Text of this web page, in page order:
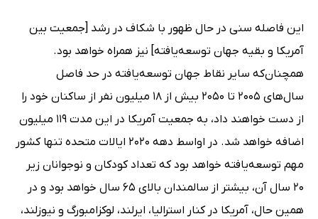
این فاصله سنی در حال ظهور با شکاف در رشد [جمعیت بین
آمریکا و بقیه جهان توسعه‌یافته] نیز همراه خواهد بود.
همچنان‌که سایر نقاط جهان توسعه‌یافته در حد فاصل
سال‌های 2005 تا 2050 بیش از 18 میلیون نفر از ساکنان خود را
از دست خواهند داد، به جمعیت آمریکا در این مدت 119 میلیون
اضافه خواهد شد. در اواسط دهه 2020 ایالات متحده تنها کشور
مهم توسعه‌یافته خواهد بود که تعداد کودکان و نوجوانان زیر
20 سال آن، بیشتر از سالمندان بالای 65 سال خواهد بود و در
همین حال، آمریکا در کنار استرالیا، ایرلند، لوکزامبورگ و نیوزلند،